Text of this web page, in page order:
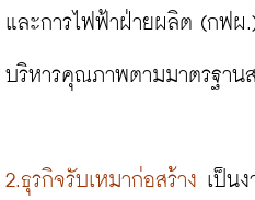
และการไฟฟ้าฝ่ายผลิต (กฟผ
บริหารคุณภาพตามมาตรฐานส
2.ธุรกิจรับเหมาก่อสร้าง เป็นง